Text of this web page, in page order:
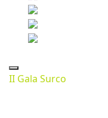
II Gala Surco